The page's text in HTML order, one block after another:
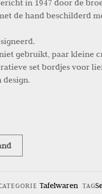
in 1947 door de
de hand beschilderd
gebruikt, paar kleine
set bordjes voor
design.
Tafelwaren TAG